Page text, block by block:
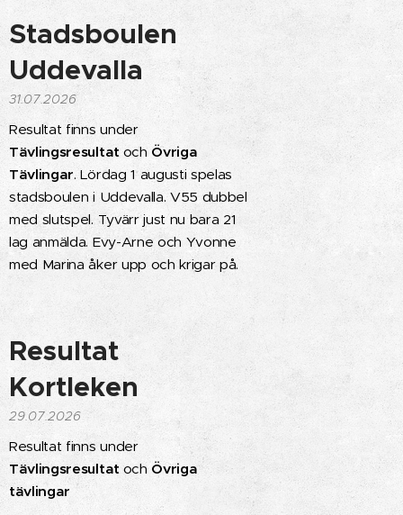
Stadsboulen
Uddevalla
31.07.2026
Resultat finns under
Tävlingsresultat och Övriga
Tävlingar. Lördag 1 augusti spelas
stadsboulen i Uddevalla. V55 dubbel
med slutspel. Tyvärr just nu bara 21
lag anmälda. Evy-Arne och Yvonne
med Marina åker upp och krigar på.
Resultat
Kortleken
29.07.2026
Resultat finns under
Tävlingsresultat och Övriga
tävlingar